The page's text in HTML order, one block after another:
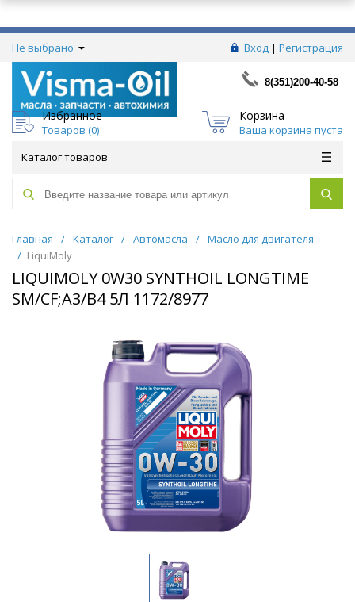
Не выбрано Вход | Регистрация
8(351)200-40-58
Избранное
Товаров (0)
Корзина
Ваша корзина пуста
Каталог товаров
Главная / Каталог / Автомасла / Масло для двигателя
/ LiquiMoly
LIQUIMOLY 0W30 SYNTHOIL LONGTIME
SM/CF;A3/B4 5Л 1172/8977